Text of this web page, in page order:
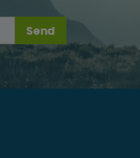
Send